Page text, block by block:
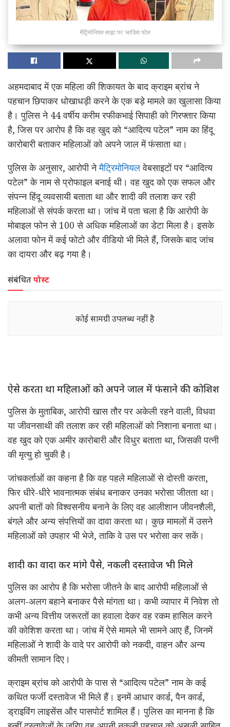
मैट्रिमोनियल साइट पर 'आदित्य पटेल
अहमदाबाद में एक महिला की शिकायत के बाद क्राइम ब्रांच ने
पहचान छिपाकर धोखाधड़ी करने के एक बड़े मामले का खुलासा किया
है। पुलिस ने 44 वर्षीय करीम रफीकभाई सिपाही को गिरफ्तार किया
है, जिस पर आरोप है कि वह खुद को “आदित्य पटेल” नाम का हिंदू
कारोबारी बताकर महिलाओं को अपने जाल में फंसाता था।
पुलिस के अनुसार, आरोपी नेमैट्रिमोनियलवेबसाइटों पर “आदित्य
पटेल” के नाम से प्रोफाइल बनाई थी। वह खुद को एक सफल और
संपन्न हिंदू व्यवसायी बताता था और शादी की तलाश कर रही
महिलाओं से संपर्क करता था। जांच में पता चला है कि आरोपी के
मोबाइल फोन से 100 से अधिक महिलाओं का डेटा मिला है। इसके
अलावा फोन में कई फोटो और वीडियो भी मिले हैं, जिसके बाद जांच
का दायरा और बढ़ गया है।
संबंधितपोस्ट
कोई सामग्री उपलब्ध नहीं है
ऐसे करता था महिलाओं को अपने जाल में फंसाने की कोशिश
पुलिस के मुताबिक, आरोपी खास तौर पर अकेली रहने वाली, विधवा
या जीवनसाथी की तलाश कर रही महिलाओं को निशाना बनाता था।
वह खुद को एक अमीर कारोबारी और विधुर बताता था, जिसकी पत्नी
की मृत्यु हो चुकी है।
जांचकर्ताओं का कहना है कि वह पहले महिलाओं से दोस्ती करता,
फिर धीरे-धीरे भावनात्मक संबंध बनाकर उनका भरोसा जीतता था।
अपनी बातों को विश्वसनीय बनाने के लिए वह आलीशान जीवनशैली,
बंगले और अन्य संपत्तियों का दावा करता था। कुछ मामलों में उसने
महिलाओं को उपहार भी भेजे, ताकि वे उस पर भरोसा कर सकें।
शादी का वादा कर मांगे पैसे, नकली दस्तावेज भी मिले
पुलिस का आरोप है कि भरोसा जीतने के बाद आरोपी महिलाओं से
अलग-अलग बहाने बनाकर पैसे मांगता था। कभी व्यापार में निवेश तो
कभी अन्य वित्तीय जरूरतों का हवाला देकर वह रकम हासिल करने
की कोशिश करता था। जांच में ऐसे मामले भी सामने आए हैं, जिनमें
महिलाओं ने शादी के वादे पर आरोपी को नकदी, वाहन और अन्य
कीमती सामान दिए।
क्राइम ब्रांच को आरोपी के पास से “आदित्य पटेल” नाम के कई
कथित फर्जी दस्तावेज भी मिले हैं। इनमें आधार कार्ड, पैन कार्ड,
ड्राइविंग लाइसेंस और पासपोर्ट शामिल हैं। पुलिस का मानना है कि